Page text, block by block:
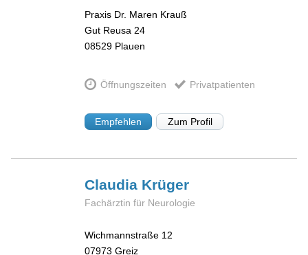
Praxis Dr. Maren Krauß
Gut Reusa 24
08529 Plauen
Öffnungszeiten Privatpatienten
Empfehlen Zum Profil
Claudia Krüger
Fachärztin für Neurologie
Wichmannstraße 12
07973 Greiz